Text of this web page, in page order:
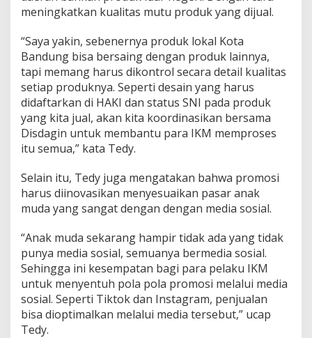
S
i
n
g
P
r
o
u
k
k
meningkatkan kualitas mutu produk yang dijual.
“Saya yakin, sebenernya produk lokal Kota
Bandung bisa bersaing dengan produk lainnya,
tapi memang harus dikontrol secara detail kualitas
setiap produknya. Seperti desain yang harus
didaftarkan di HAKI dan status SNI pada produk
yang kita jual, akan kita koordinasikan bersama
Disdagin untuk membantu para IKM memproses
itu semua,” kata Tedy.
Selain itu, Tedy juga mengatakan bahwa promosi
harus diinovasikan menyesuaikan pasar anak
muda yang sangat dengan dengan media sosial.
“Anak muda sekarang hampir tidak ada yang tidak
punya media sosial, semuanya bermedia sosial.
Sehingga ini kesempatan bagi para pelaku IKM
untuk menyentuh pola pola promosi melalui media
sosial. Seperti Tiktok dan Instagram, penjualan
bisa dioptimalkan melalui media tersebut,” ucap
Tedy.